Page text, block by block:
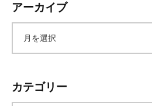
アーカイブ
カ
カテゴリー